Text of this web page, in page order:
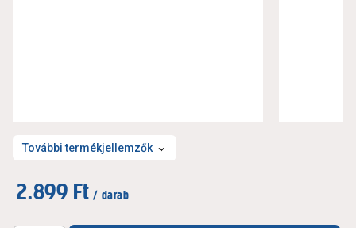
További termékjellemzők
2.899 Ft / darab